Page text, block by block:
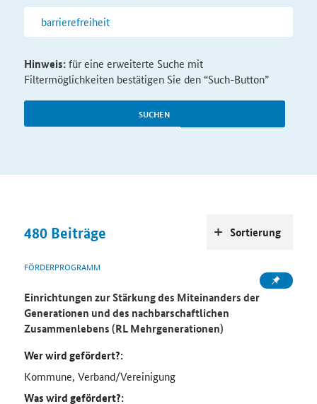
SUCHEN
Hinweis:für eine erweiterte Suche mit
Filtermöglichkeiten bestätigen Sie den “Such-Button”
480 Beiträge
FÖRDERPROGRAMM
Einrichtungen zur Stärkung des Miteinanders der
Generationen und des nachbarschaftlichen
Zusammenlebens (RL Mehrgenerationen)
Wer wird gefördert?:
Kommune, Verband/Vereinigung
Was wird gefördert?:
Sortierung